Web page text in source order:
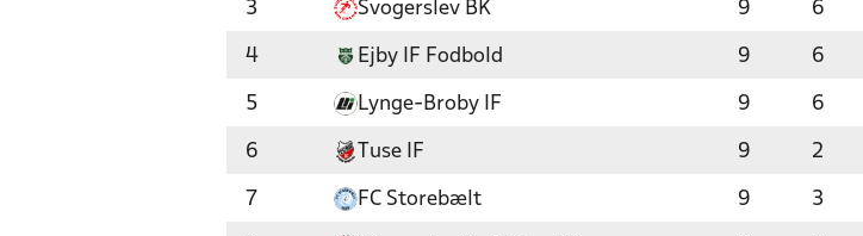
3 Svogerslev BK 9 6
4 Ejby IF Fodbold 9 6
5 Lynge-Broby IF 9 6
6 Tuse IF 9 2
7 FC Storebælt 9 3